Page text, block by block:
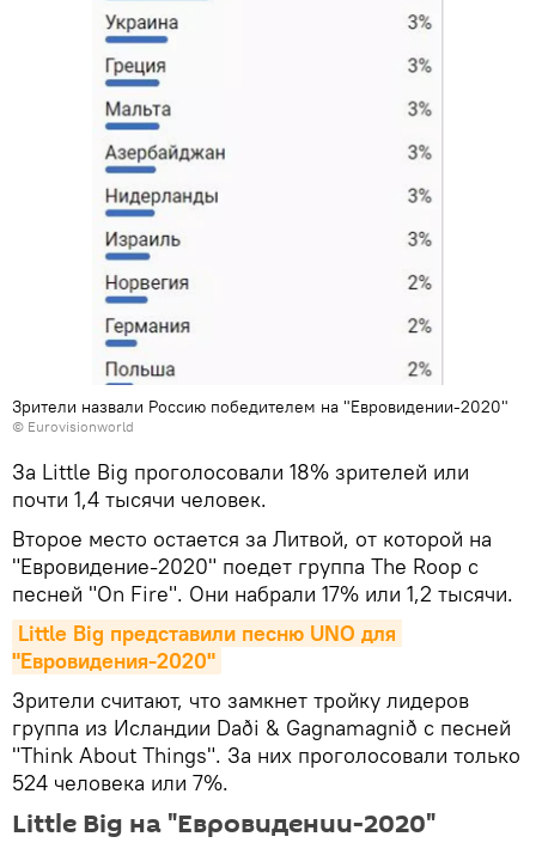
Зрители назвали Россию победителем на "Евровидении-2020"
© Eurovisionworld
За Little Big проголосовали 18% зрителей или
почти 1,4 тысячи человек.
Второе место остается за Литвой, от которой на
"Евровидение-2020" поедет группа The Roop с
песней "On Fire". Они набрали 17% или 1,2 тысячи.
Little Big представили песню UNO для
"Евровидения-2020"
Зрители считают, что замкнет тройку лидеров
группа из Исландии Daði & Gagnamagnið с песней
"Think About Things". За них проголосовали только
524 человека или 7%.
Little Big на "Евровидении-2020"